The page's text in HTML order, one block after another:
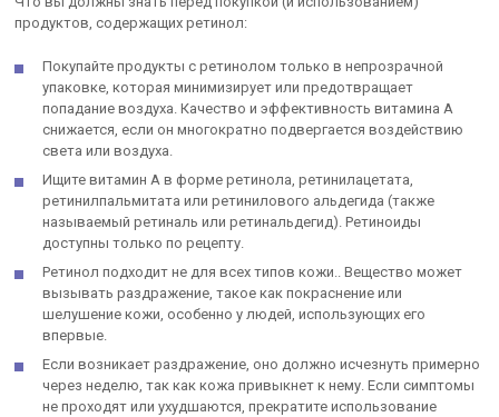
продуктов, содержащих ретинол:
Покупайте продукты с ретинолом только в непрозрачной
упаковке, которая минимизирует или предотвращает
попадание воздуха. Качество и эффективность витамина А
снижается, если он многократно подвергается воздействию
света или воздуха.
Ищите витамин А в форме ретинола, ретинилацетата,
ретинилпальмитата или ретинилового альдегида (также
называемый ретиналь или ретинальдегид). Ретиноиды
доступны только по рецепту.
Ретинол подходит не для всех типов кожи.. Вещество может
вызывать раздражение, такое как покраснение или
шелушение кожи, особенно у людей, использующих его
впервые.
Если возникает раздражение, оно должно исчезнуть примерно
через неделю, так как кожа привыкнет к нему. Если симптомы
не проходят или ухудшаются, прекратите использование